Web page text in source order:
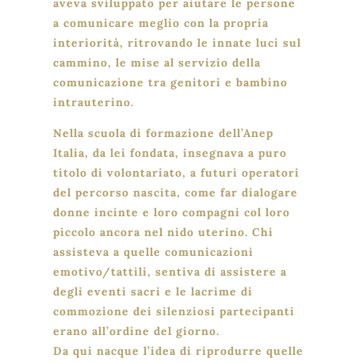
aveva sviluppato per aiutare le persone
a comunicare meglio con la propria
interiorità, ritrovando le innate luci sul
cammino, le mise al servizio della
comunicazione tra genitori e bambino
intrauterino.
Nella scuola di formazione dell’Anep
Italia, da lei fondata, insegnava a puro
titolo di volontariato, a futuri operatori
del percorso nascita, come far dialogare
donne incinte e loro compagni col loro
piccolo ancora nel nido uterino. Chi
assisteva a quelle comunicazioni
emotivo/tattili, sentiva di assistere a
degli eventi sacri e le lacrime di
commozione dei silenziosi partecipanti
erano all’ordine del giorno.
Da qui nacque l’idea di riprodurre quelle